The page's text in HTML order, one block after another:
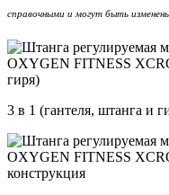
справочными и могут быть
3 в 1 (гантеля, штанга и